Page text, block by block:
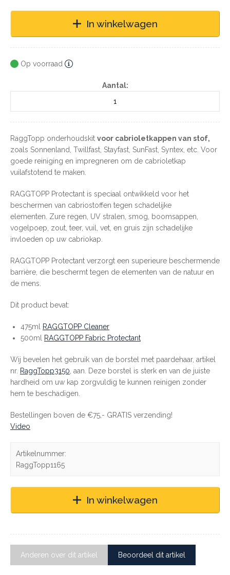
In winkelwagen
Op voorraad
Aantal:
RaggTopp onderhoudskit voor cabrioletkappen van stof,
zoals Sonnenland, Twillfast, Stayfast, SunFast, Syntex, etc. Voor
goede reiniging en impregneren om de cabrioletkap
vuilafstotend te maken.
RAGGTOPP Protectant is speciaal ontwikkeld voor het
beschermen van cabriostoffen tegen schadelijke
elementen. Zure regen, UV stralen, smog, boomsappen,
vogelpoep, zout, teer, vuil, vet, en gruis zijn schadelijke
invloeden op uw cabriokap.
RAGGTOPP Protectant verzorgt een superieure beschermende
barrière, die beschermt tegen de elementen van de natuur en
de mens.
Dit product bevat:
475ml
RAGGTOPP Cleaner
500ml
RAGGTOPP Fabric Protectant
Wij bevelen het gebruik van de borstel met paardehaar, artikel
nr. RaggTopp3150 , aan. Deze borstel is sterk en van de juiste
hardheid om uw kap zorgvuldig te kunnen reinigen zonder
hem te beschadigen.
Bestellingen boven de €75,- GRATIS verzending!
Video
Artikelnummer:
RaggTopp1165
In winkelwagen
Anderen over dit artikel Beoordeel dit artikel